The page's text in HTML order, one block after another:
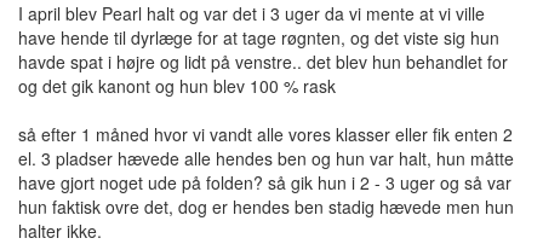
I april blev Pearl halt og var det i 3 uger da vi mente at vi ville
have hende til dyrlæge for at tage røgnten, og det viste sig hun
havde spat i højre og lidt på venstre.. det blev hun behandlet for
og det gik kanont og hun blev 100 % rask
så efter 1 måned hvor vi vandt alle vores klasser eller fik enten 2
el. 3 pladser hævede alle hendes ben og hun var halt, hun måtte
have gjort noget ude på folden? så gik hun i 2 - 3 uger og så var
hun faktisk ovre det, dog er hendes ben stadig hævede men hun
halter ikke.